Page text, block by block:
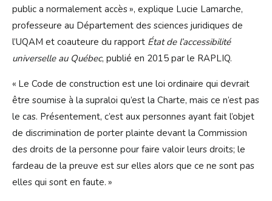
public a normalement accès », explique Lucie Lamarche,
professeure au Département des sciences juridiques de
l’UQAM et coauteure du rapport État de l’accessibilité
universelle au Québec, publié en 2015 par le RAPLIQ.
« Le Code de construction est une loi ordinaire qui devrait
être soumise à la supraloi qu’est la Charte, mais ce n’est pas
le cas. Présentement, c’est aux personnes ayant fait l’objet
de discrimination de porter plainte devant la Commission
des droits de la personne pour faire valoir leurs droits; le
fardeau de la preuve est sur elles alors que ce ne sont pas
elles qui sont en faute. »